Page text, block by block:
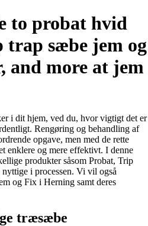
to probat hvid
sæbe jem og
and more at jem
i dit hjem, ved du, hvor vigtigt det er
Rengøring og behandling af
opgave, men med de rette
enklere og mere effektivt. I denne
produkter såsom Probat, Trip
i processen. Vi vil også
og Fix i Herning samt deres
træsæbe